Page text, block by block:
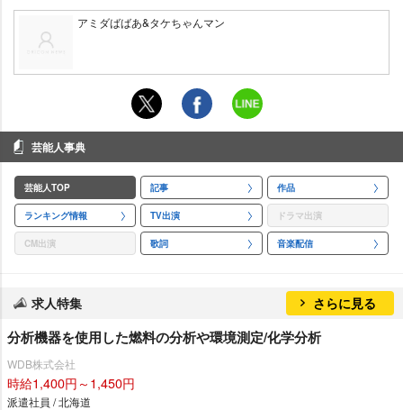
アミダばばあ&タケちゃんマン
芸能人事典
芸能人TOP 記事 作品
ランキング情報 TV出演 ドラマ出演
CM出演 歌詞 音楽配信
求人特集 さらに見る
分析機器を使用した燃料の分析や環境測定/化学分析
WDB株式会社
時給1,400円～1,450円
派遣社員 / 北海道